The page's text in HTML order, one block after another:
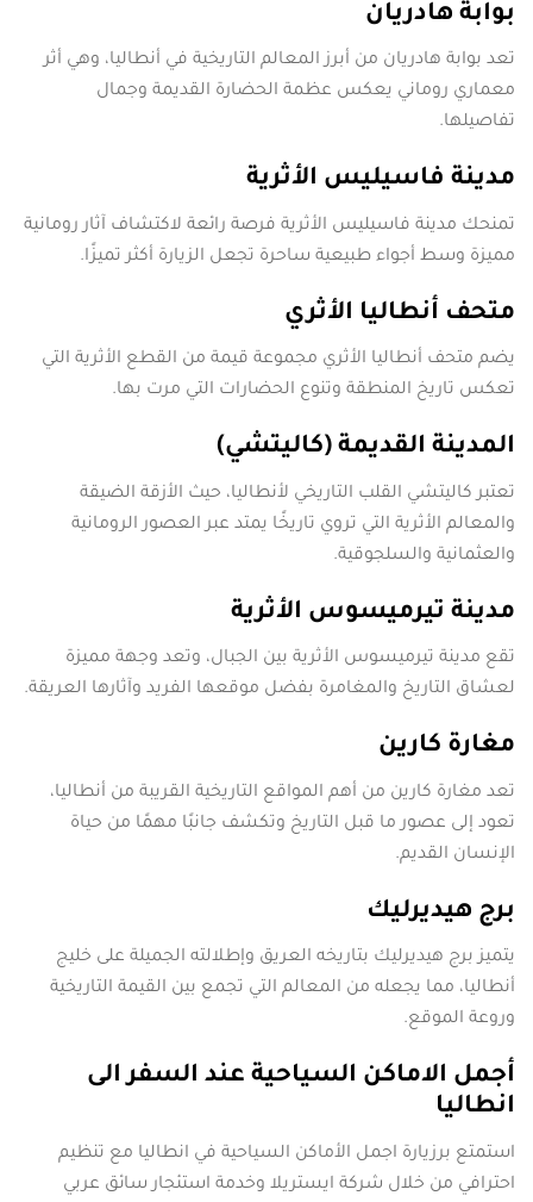
بوابة هادريان
تعد بوابة هادريان من أبرز المعالم التاريخية في أنطاليا، وهي أثر
معماري روماني يعكس عظمة الحضارة القديمة وجمال
تفاصيلها.
مدينة فاسيليس الأثرية
تمنحك مدينة فاسيليس الأثرية فرصة رائعة لاكتشاف آثار رومانية
مميزة وسط أجواء طبيعية ساحرة تجعل الزيارة أكثر تميزًا.
متحف أنطاليا الأثري
يضم متحف أنطاليا الأثري مجموعة قيمة من القطع الأثرية التي
تعكس تاريخ المنطقة وتنوع الحضارات التي مرت بها.
المدينة القديمة (كاليتشي)
تعتبر كاليتشي القلب التاريخي لأنطاليا، حيث الأزقة الضيقة
والمعالم الأثرية التي تروي تاريخًا يمتد عبر العصور الرومانية
والعثمانية والسلجوقية.
مدينة تيرميسوس الأثرية
تقع مدينة تيرميسوس الأثرية بين الجبال، وتعد وجهة مميزة
لعشاق التاريخ والمغامرة بفضل موقعها الفريد وآثارها العريقة.
مغارة كارين
تعد مغارة كارين من أهم المواقع التاريخية القريبة من أنطاليا،
تعود إلى عصور ما قبل التاريخ وتكشف جانبًا مهمًا من حياة
الإنسان القديم.
برج هيديرليك
يتميز برج هيديرليك بتاريخه العريق وإطلالته الجميلة على خليج
أنطاليا، مما يجعله من المعالم التي تجمع بين القيمة التاريخية
وروعة الموقع.
أجمل الاماكن السياحية عند السفر الى
انطاليا
استمتع برزيارة اجمل الأماكن السياحية في انطاليا مع تنظيم
احترافي من خلال شركة ايستريلا وخدمة استئجار سائق عربي